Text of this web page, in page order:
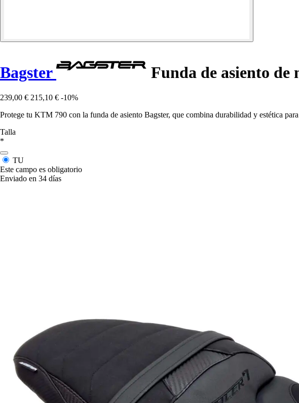
Bagster Funda de asiento de
239,00 € 215,10 € -10%
Protege tu KTM 790 con la funda de asiento Bagster, que combina durabilidad y estética
Talla
*
TU
Este campo es obligatorio
Enviado en 34 días